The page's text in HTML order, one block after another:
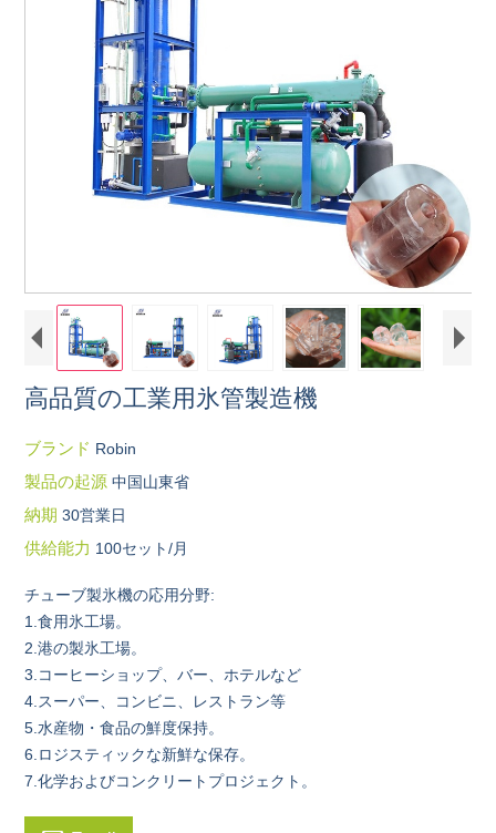
高品質の工業用氷管製造機
ブランド Robin
製品の起源中国山東省
納期30営業日
供給能力 100セット/月
チューブ製氷機の応用分野:
1.食用氷工場。
2.港の製氷工場。
3.コーヒーショップ、バー、ホテルなど
4.スーパー、コンビニ、レストラン等
5.水産物・食品の鮮度保持。
6.ロジスティックな新鮮な保存。
7.化学およびコンクリートプロジェクト。